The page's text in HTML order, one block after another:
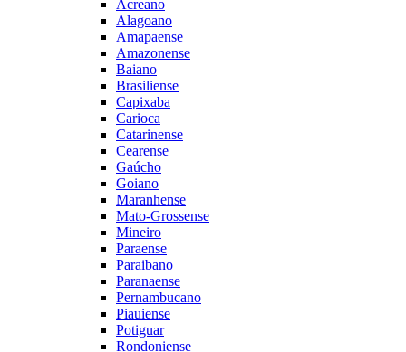
Acreano
Alagoano
Amapaense
Amazonense
Baiano
Brasiliense
Capixaba
Carioca
Catarinense
Cearense
Gaúcho
Goiano
Maranhense
Mato-Grossense
Mineiro
Paraense
Paraibano
Paranaense
Pernambucano
Piauiense
Potiguar
Rondoniense